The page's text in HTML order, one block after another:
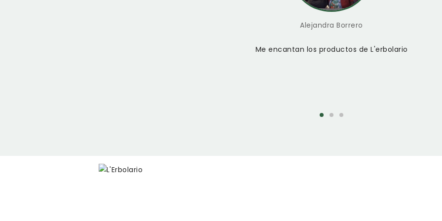
Alejandra Borrero
Me encantan los productos de L'erbolario